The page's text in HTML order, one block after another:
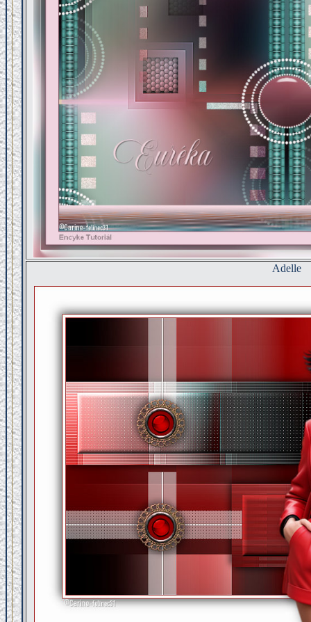
Adelle